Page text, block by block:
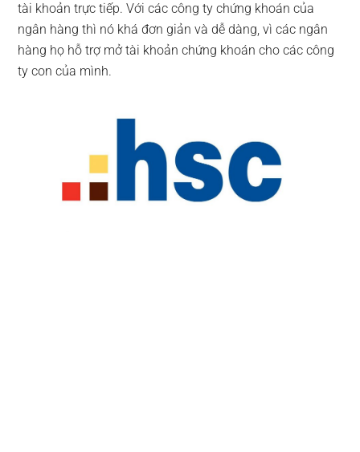
tài khoản trực tiếp. Với các công ty chứng khoán của
ngân hàng thì nó khá đơn giản và dễ dàng, vì các ngân
hàng họ hỗ trợ mở tài khoản chứng khoán cho các công
ty con của mình.